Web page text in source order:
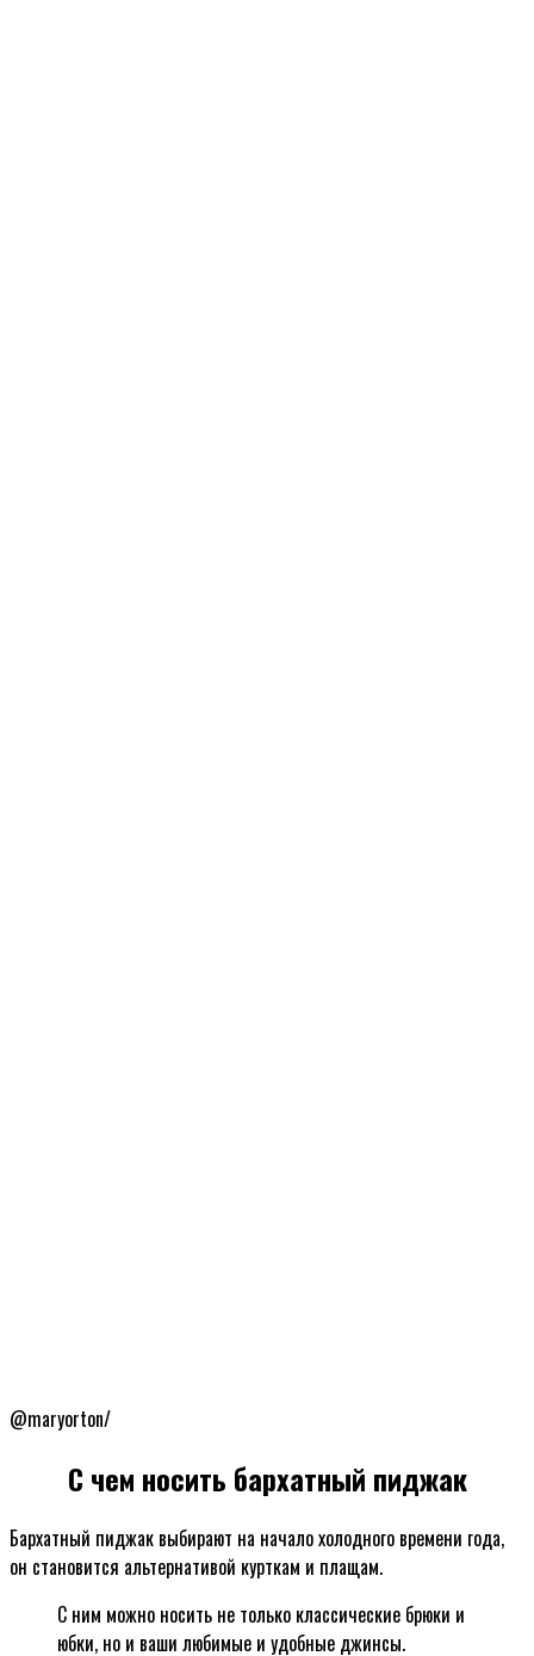
@maryorton/
С чем носить бархатный пиджак
Бархатный пиджак выбирают на начало холодного времени года,
он становится альтернативой курткам и плащам.
С ним можно носить не только классические брюки и
юбки, но и ваши любимые и удобные джинсы.